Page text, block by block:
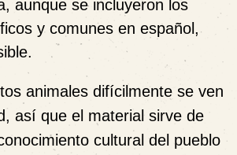
aunque se incluyeron los
y comunes en español,
animales difícilmente se ven
así que el material sirve de
cultural del pueblo